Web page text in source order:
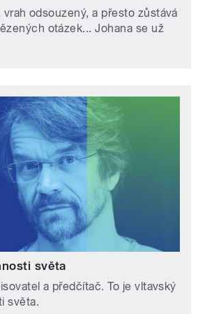
odsouzený, a přesto zůstává
otázek... Johana se už
světa
a předčítač. To je vltavský
světa.